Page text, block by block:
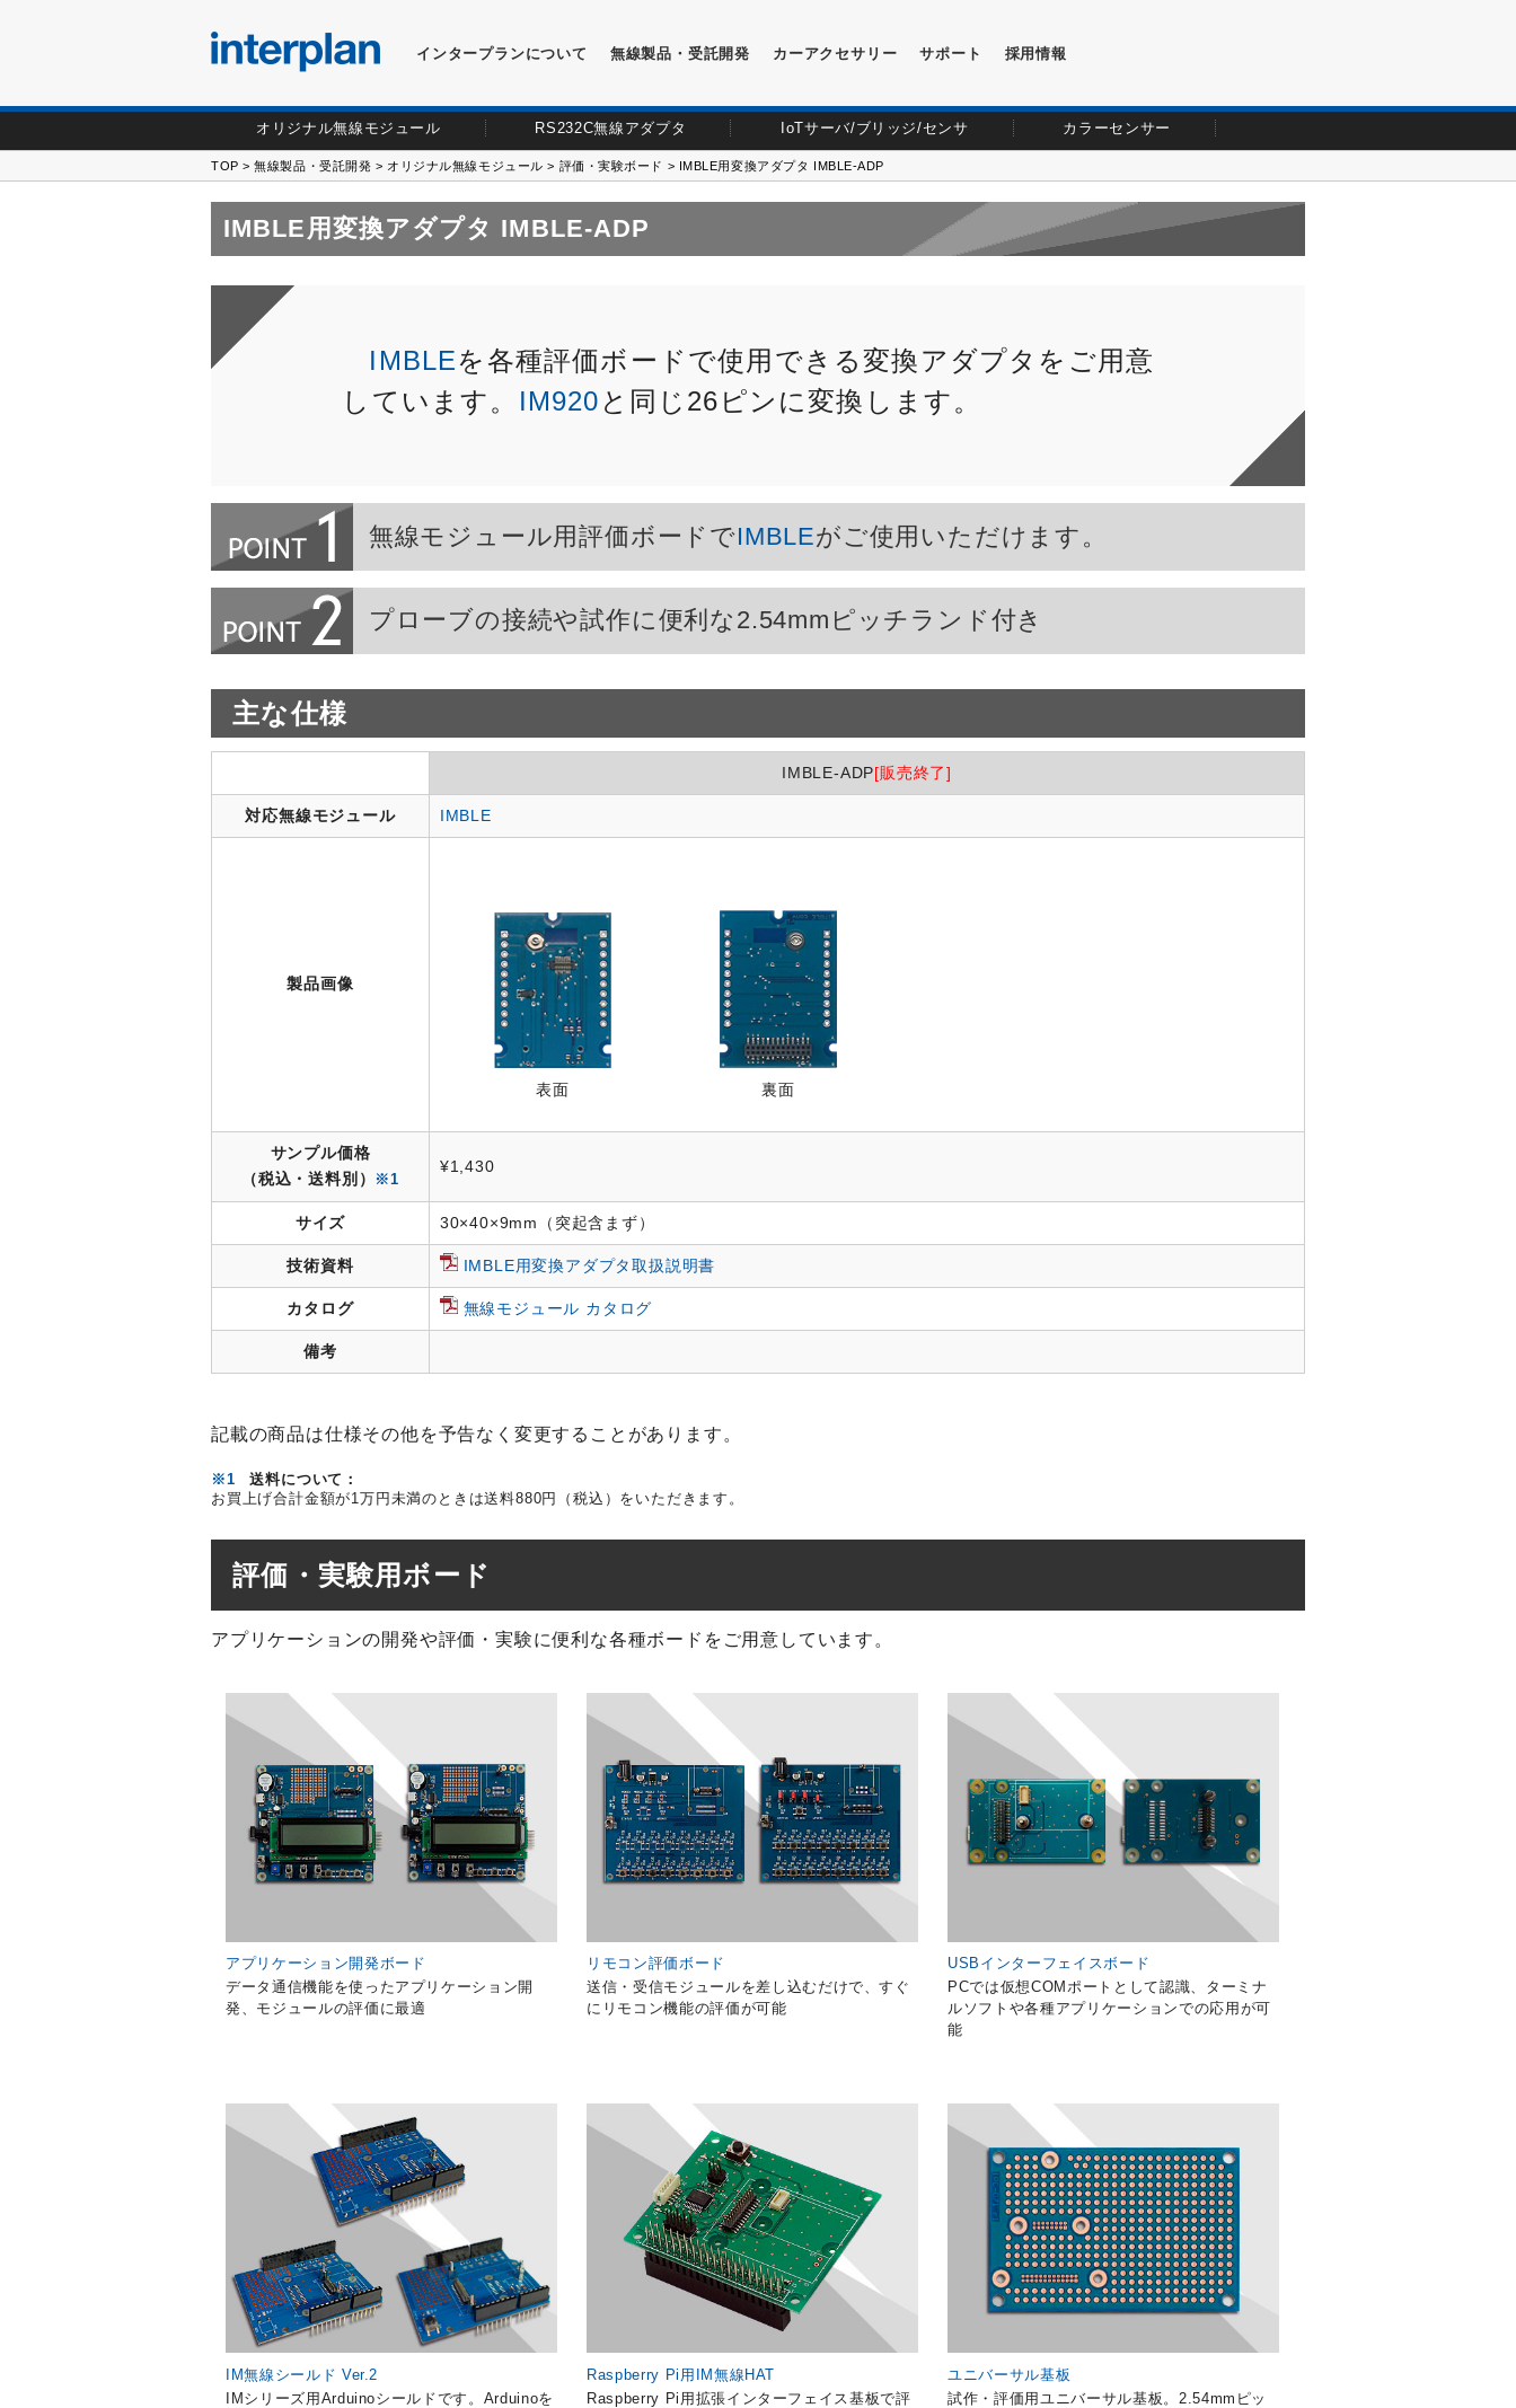
インタープランについて 無線製品・受託開発 カーアクセサリー サポート 採用情報
オリジナル無線モジュール RS232C無線アダプタ IoTサーバ/ブリッジ/センサ カラーセンサー
TOP >無線製品・受託開発 > オリジナル無線モジュール > 評価・実験ボード > IMBLE用変換アダプタ IMBLE-ADP
IMBLE用変換アダプタ IMBLE-ADP
IMBLEを各種評価ボードで使用できる変換アダプタをご用意
しています。 IM920 と同じ26ピンに変換します。
無線モジュール用評価ボードでIMBLEがご使用いただけます。
プローブの接続や試作に便利な2.54mmピッチランド付き
主な仕様
IMBLE-ADP[販売終了]
対応無線モジュール IMBLE
製品画像
表面 裏面
サンプル価格
（税込・送料別）
※1
¥1,430
サイズ 30×40×9mm（突起含まず）
技術資料 IMBLE用変換アダプタ取扱説明書
カタログ 無線モジュール カタログ
備考
記載の商品は仕様その他を予告なく変更することがあります。
※1
送料について：
お買上げ合計金額が1万円未満のときは送料880円（税込）をいただきます。
評価・実験用ボード
アプリケーションの開発や評価・実験に便利な各種ボードをご用意しています。
アプリケーション開発ボード
データ通信機能を使ったアプリケーション開
発、モジュールの評価に最適
リモコン評価ボード
送信・受信モジュールを差し込むだけで、すぐ
にリモコン機能の評価が可能
USBインターフェイスボード
PCでは仮想COMポートとして認識、ターミナ
ルソフトや各種アプリケーションでの応用が可
能
IM無線シールド Ver.2
IMシリーズ用Arduinoシールドです。Arduinoを
Raspberry Pi用IM無線HAT
Raspberry Pi用拡張インターフェイス基板で評
ユニバーサル基板
試作・評価用ユニバーサル基板。2.54mmピッ